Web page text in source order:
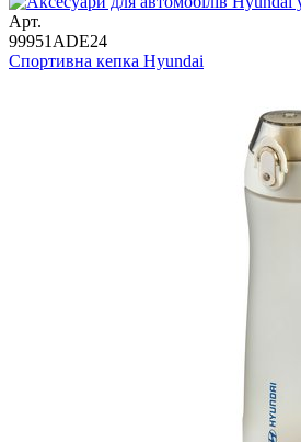
Арт.
99951ADE24
Спортивна кепка Hyundai